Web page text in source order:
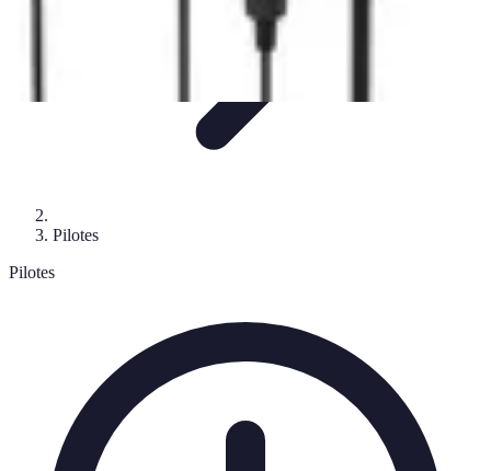
Pilotes
Pilotes